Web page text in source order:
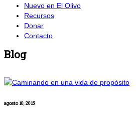
Nuevo en El Olivo
Recursos
Donar
Contacto
Blog
agosto 10, 2015